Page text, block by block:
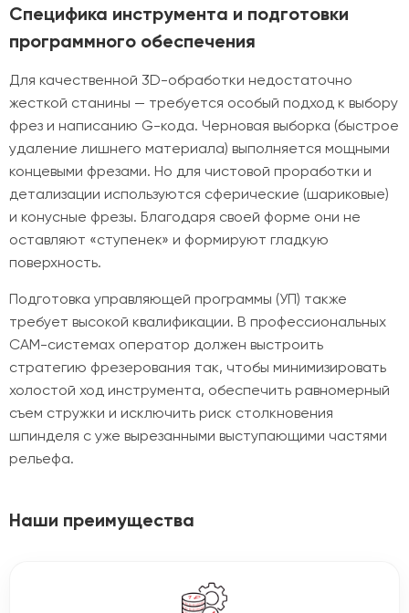
Специфика инструмента и подготовки
программного обеспечения
Для качественной 3D-обработки недостаточно
жесткой станины — требуется особый подход к выбору
фрез и написанию G-кода. Черновая выборка (быстрое
удаление лишнего материала) выполняется мощными
концевыми фрезами. Но для чистовой проработки и
детализации используются сферические (шариковые)
и конусные фрезы. Благодаря своей форме они не
оставляют «ступенек» и формируют гладкую
поверхность.
Подготовка управляющей программы (УП) также
требует высокой квалификации. В профессиональных
CAM-системах оператор должен выстроить
стратегию фрезерования так, чтобы минимизировать
холостой ход инструмента, обеспечить равномерный
съем стружки и исключить риск столкновения
шпинделя с уже вырезанными выступающими частями
рельефа.
Наши преимущества